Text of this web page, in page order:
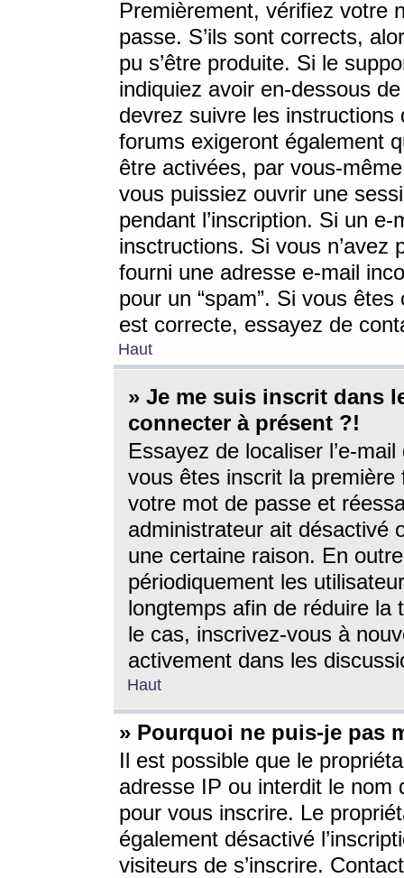
Premièrement, vérifiez votre
passe. S’ils sont corrects,
pu s’être produite. Si le
indiquiez avoir en-dessous
devrez suivre les
forums exigeront également
être activées, par vous-
vous puissiez ouvrir une
pendant l’inscription. Si un
insctructions. Si vous n’avez
fourni une adresse e-mail
pour un “spam”. Si vous
est correcte, essayez de
Haut
» Je me suis inscrit dans
connecter à présent ?!
Essayez de localiser l’e-
vous êtes inscrit la première
votre mot de passe et
administrateur ait désactivé
une certaine raison. En
périodiquement les
longtemps afin de réduire la
le cas, inscrivez-vous à
activement dans les
Haut
» Pourquoi ne puis-je pas
Il est possible que le
adresse IP ou interdit le nom
pour vous inscrire. Le
également désactivé
visiteurs de s’inscrire.